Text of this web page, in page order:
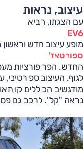
עיצוב, נראות
עם הצגתו, הביא
EV6
מופע עיצוב חדש וראשון
ספורטאז'
החדש. הפרופורציות מעט
לגוף. העיצוב ספורטיבי,
מודגשים הכוללים קו
נראה "קל". לרכב גם פסי